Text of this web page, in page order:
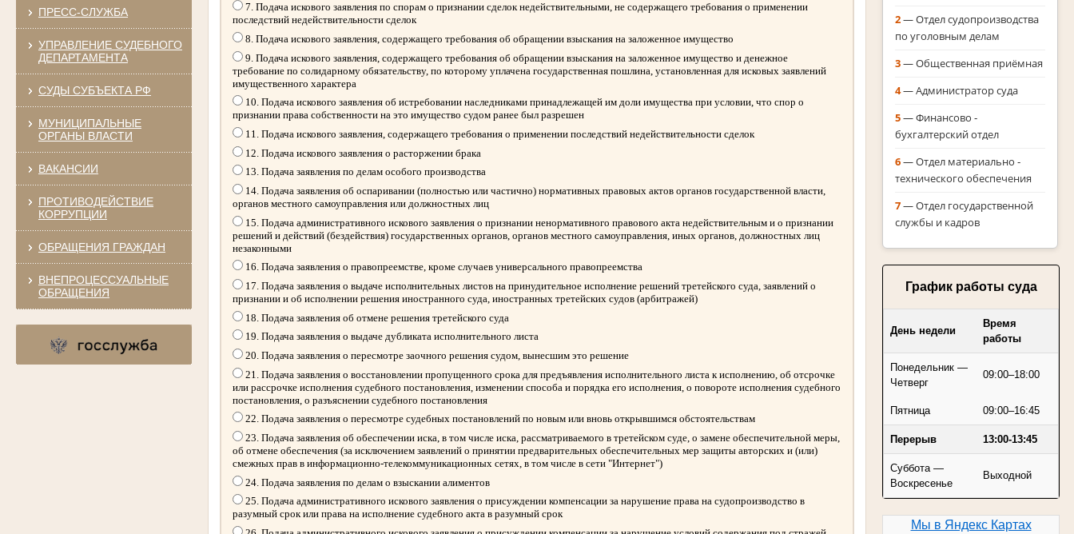
ПРЕСС-СЛУЖБА
УПРАВЛЕНИЕ СУДЕБНОГО
ДЕПАРТАМЕНТА
СУДЫ СУБЪЕКТА РФ
МУНИЦИПАЛЬНЫЕ
ОРГАНЫ ВЛАСТИ
ВАКАНСИИ
ПРОТИВОДЕЙСТВИЕ
КОРРУПЦИИ
ОБРАЩЕНИЯ ГРАЖДАН
ВНЕПРОЦЕССУАЛЬНЫЕ
ОБРАЩЕНИЯ
2— Отдел судопроизводства
по уголовным делам
3— Общественная приёмная
4— Администратор суда
5— Финансово ‑
бухгалтерский отдел
6— Отдел материально ‑
технического обеспечения
7— Отдел государственной
службы и кадров
График работы суда
День недели
Время
работы
Понедельник —
Четверг
09:00–18:00
Пятница 09:00–16:45
Перерыв 13:00-13:45
Суббота —
Воскресенье
Выходной
Мы в Яндекс Картах
7. Подача искового заявления по спорам о признании сделок недействительными, не содержащего требования о применении
последствий недействительности сделок
8. Подача искового заявления, содержащего требования об обращении взыскания на заложенное имущество
9. Подача искового заявления, содержащего требования об обращении взыскания на заложенное имущество и денежное
требование по солидарному обязательству, по которому уплачена государственная пошлина, установленная для исковых заявлений
имущественного характера
10. Подача искового заявления об истребовании наследниками принадлежащей им доли имущества при условии, что спор о
признании права собственности на это имущество судом ранее был разрешен
11. Подача искового заявления, содержащего требования о применении последствий недействительности сделок
12. Подача искового заявления о расторжении брака
13. Подача заявления по делам особого производства
14. Подача заявления об оспаривании (полностью или частично) нормативных правовых актов органов государственной власти,
органов местного самоуправления или должностных лиц
15. Подача административного искового заявления о признании ненормативного правового акта недействительным и о признании
решений и действий (бездействия) государственных органов, органов местного самоуправления, иных органов, должностных лиц
незаконными
16. Подача заявления о правопреемстве, кроме случаев универсального правопреемства
17. Подача заявления о выдаче исполнительных листов на принудительное исполнение решений третейского суда, заявлений о
признании и об исполнении решения иностранного суда, иностранных третейских судов (арбитражей)
18. Подача заявления об отмене решения третейского суда
19. Подача заявления о выдаче дубликата исполнительного листа
20. Подача заявления о пересмотре заочного решения судом, вынесшим это решение
21. Подача заявления о восстановлении пропущенного срока для предъявления исполнительного листа к исполнению, об отсрочке
или рассрочке исполнения судебного постановления, изменении способа и порядка его исполнения, о повороте исполнения судебного
постановления, о разъяснении судебного постановления
22. Подача заявления о пересмотре судебных постановлений по новым или вновь открывшимся обстоятельствам
23. Подача заявления об обеспечении иска, в том числе иска, рассматриваемого в третейском суде, о замене обеспечительной меры,
об отмене обеспечения (за исключением заявлений о принятии предварительных обеспечительных мер защиты авторских и (или)
смежных прав в информационно-телекоммуникационных сетях, в том числе в сети "Интернет")
24. Подача заявления по делам о взыскании алиментов
25. Подача административного искового заявления о присуждении компенсации за нарушение права на судопроизводство в
разумный срок или права на исполнение судебного акта в разумный срок